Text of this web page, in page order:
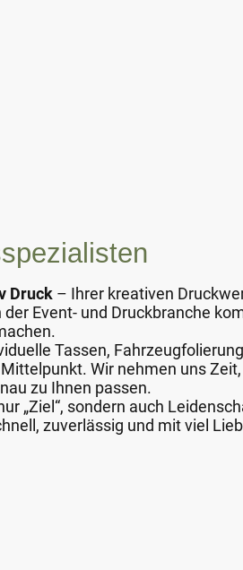
Druck – Ihrer kreativen
Event- und Druckbranche
Tassen,
Wir nehmen uns
zu Ihnen passen.
„Ziel“, sondern auch
zuverlässig und mit viel